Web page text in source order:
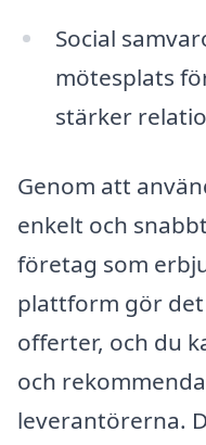
Social
mötesplats
stärker
Genom att
enkelt och
företag som
plattform gör
offerter, och du
och
leverantörerna.